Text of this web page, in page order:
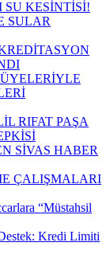
KESİNTİSİ!
SULAR
RIFAT PAŞA
SİVAS HABER
ÇALIŞMALARI
“Müstahsil
Kredi Limiti